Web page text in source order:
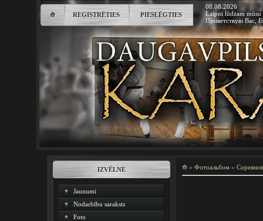
⟰ REĢISTRĒTIES PIESLĒGTIES
08.08.2026
Laipni lūdzam mūsu
Приветствую Вас ,
IZVĒLNE
Jaunumi
Nodarbību saraksts
Foto
⟰ » Фотоальбом »